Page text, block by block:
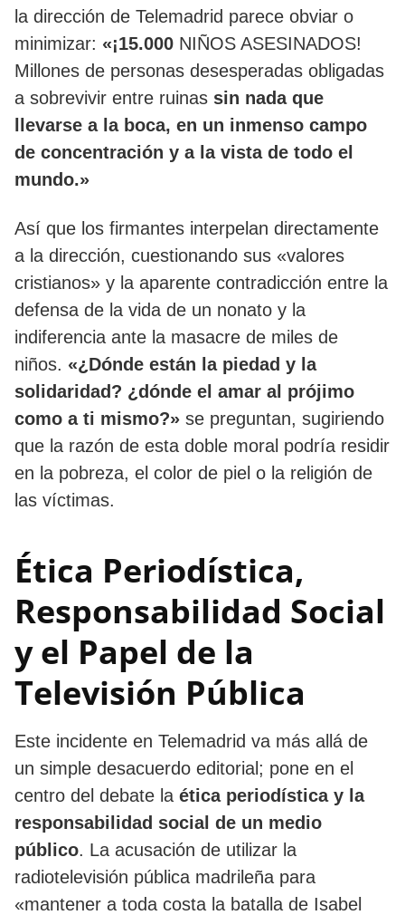
la dirección de Telemadrid parece obviar o
minimizar: «¡15.000 NIÑOS ASESINADOS!
Millones de personas desesperadas obligadas
a sobrevivir entre ruinas sin nada que
llevarse a la boca, en un inmenso campo
de concentración y a la vista de todo el
mundo.»
Así que los firmantes interpelan directamente
a la dirección, cuestionando sus «valores
cristianos» y la aparente contradicción entre la
defensa de la vida de un nonato y la
indiferencia ante la masacre de miles de
niños. «¿Dónde están la piedad y la
solidaridad? ¿dónde el amar al prójimo
como a ti mismo?» se preguntan, sugiriendo
que la razón de esta doble moral podría residir
en la pobreza, el color de piel o la religión de
las víctimas.
Ética Periodística,
Responsabilidad Social
y el Papel de la
Televisión Pública
Este incidente en Telemadrid va más allá de
un simple desacuerdo editorial; pone en el
centro del debate la ética periodística y la
responsabilidad social de un medio
público. La acusación de utilizar la
radiotelevisión pública madrileña para
«mantener a toda costa la batalla de Isabel